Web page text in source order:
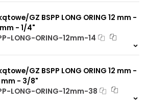
GZ BSPP LONG ORING 12 mm -
- 1/4"
LONG-ORING-12mm-14
Dostępny na zamówienie. Zapytaj o
GZ BSPP LONG ORING 12 mm -
mm - 3/8"
LONG-ORING-12mm-38
Dostępny na zamówienie. Zapytaj o